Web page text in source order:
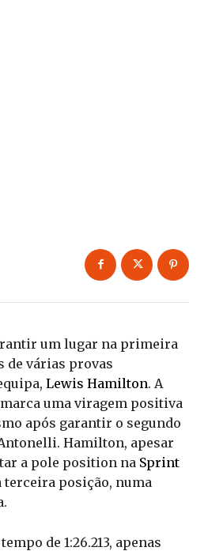
um lugar na primeira
de várias provas
Lewis Hamilton. A
uma viragem positiva
após garantir o segundo
Hamilton, apesar
a pole position na Sprint
posição, numa
de 1:26.213, apenas